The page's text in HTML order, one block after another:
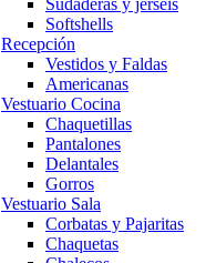
Softshells
Recepción
Vestidos y Faldas
Americanas
Vestuario Cocina
Chaquetillas
Pantalones
Delantales
Gorros
Vestuario Sala
Corbatas y Pajaritas
Chaquetas